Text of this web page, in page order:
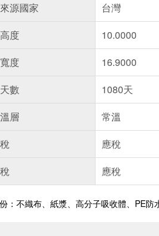
源國家
台灣
度
10.0000
度
16.9000
數
1080天
層
常溫
應稅
應稅
：不織布、紙漿、高分子吸收體、PE防